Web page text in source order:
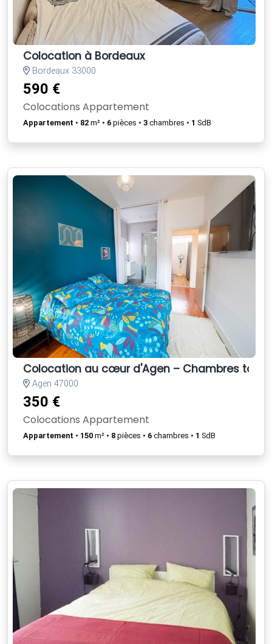
Colocation à Bordeaux
Bordeaux 33000
590 €
Colocations Appartement
Appartement • 82 m² • 6 pièces • 3 chambres • 1 SdB
Colocation au cœur d'Agen – Chambres tout
Agen 47000
350 €
Colocations Appartement
Appartement • 150 m² • 8 pièces • 6 chambres • 1 SdB